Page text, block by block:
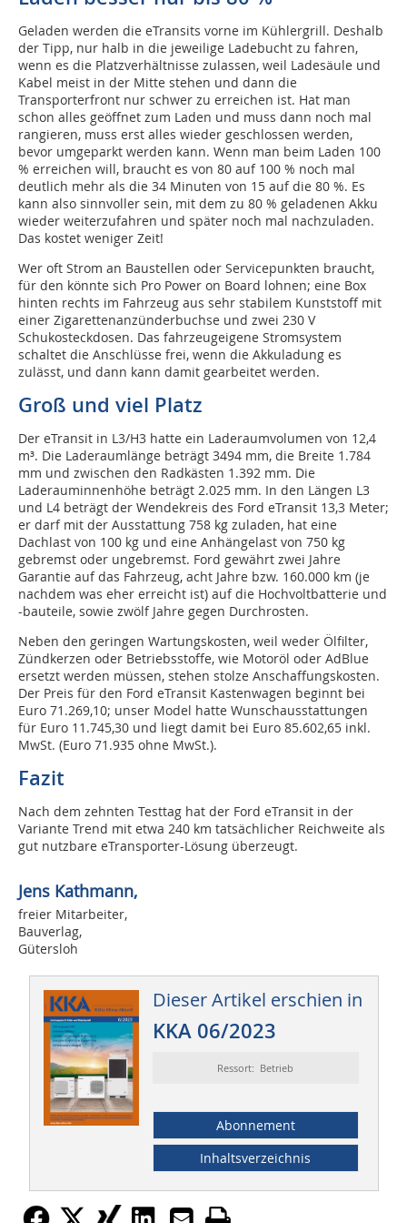
Geladen werden die eTransits vorne im Kühlergrill. Deshalb
der Tipp, nur halb in die jeweilige Ladebucht zu fahren,
wenn es die Platzverhältnisse zulassen, weil Ladesäule und
Kabel meist in der Mitte stehen und dann die
Transporterfront nur schwer zu erreichen ist. Hat man
schon alles geöffnet zum Laden und muss dann noch mal
rangieren, muss erst alles wieder geschlossen werden,
bevor umgeparkt werden kann. Wenn man beim Laden 100
% erreichen will, braucht es von 80 auf 100 % noch mal
deutlich mehr als die 34 Minuten von 15 auf die 80 %. Es
kann also sinnvoller sein, mit dem zu 80 % geladenen Akku
wieder weiterzufahren und später noch mal nachzuladen.
Das kostet weniger Zeit!
Wer oft Strom an Baustellen oder Servicepunkten braucht,
für den könnte sich Pro Power on Board lohnen; eine Box
hinten rechts im Fahrzeug aus sehr stabilem Kunststoff mit
einer Zigarettenanzünderbuchse und zwei 230 V
Schukosteckdosen. Das fahrzeugeigene Stromsystem
schaltet die Anschlüsse frei, wenn die Akkuladung es
zulässt, und dann kann damit gearbeitet werden.
Groß und viel Platz
Der eTransit in L3/H3 hatte ein Laderaumvolumen von 12,4
m³. Die Laderaumlänge beträgt 3494 mm, die Breite 1.784
mm und zwischen den Radkästen 1.392 mm. Die
Laderauminnenhöhe beträgt 2.025 mm. In den Längen L3
und L4 beträgt der Wendekreis des Ford eTransit 13,3 Meter;
er darf mit der Ausstattung 758 kg zuladen, hat eine
Dachlast von 100 kg und eine Anhängelast von 750 kg
gebremst oder ungebremst. Ford gewährt zwei Jahre
Garantie auf das Fahrzeug, acht Jahre bzw. 160.000 km (je
nachdem was eher erreicht ist) auf die Hochvoltbatterie und
-bauteile, sowie zwölf Jahre gegen Durchrosten.
Neben den geringen Wartungskosten, weil weder Ölfilter,
Zündkerzen oder Betriebsstoffe, wie Motoröl oder AdBlue
ersetzt werden müssen, stehen stolze Anschaffungskosten.
Der Preis für den Ford eTransit Kastenwagen beginnt bei
Euro 71.269,10; unser Model hatte Wunschausstattungen
für Euro 11.745,30 und liegt damit bei Euro 85.602,65 inkl.
MwSt. (Euro 71.935 ohne MwSt.).
Fazit
Nach dem zehnten Testtag hat der Ford eTransit in der
Variante Trend mit etwa 240 km tatsächlicher Reichweite als
gut nutzbare eTransporter-Lösung überzeugt.
Jens Kathmann,
freier Mitarbeiter,
Bauverlag,
Gütersloh
Dieser Artikel erschien in
KKA 06/2023
Ressort: Betrieb
Abonnement
Inhaltsverzeichnis